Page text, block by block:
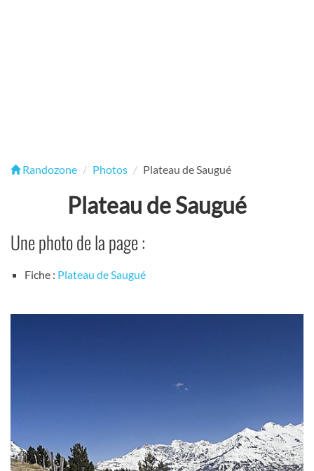
Randozone Photos Plateau de Saugué
Plateau de Saugué
Une photo de la page :
Fiche : Plateau de Saugué